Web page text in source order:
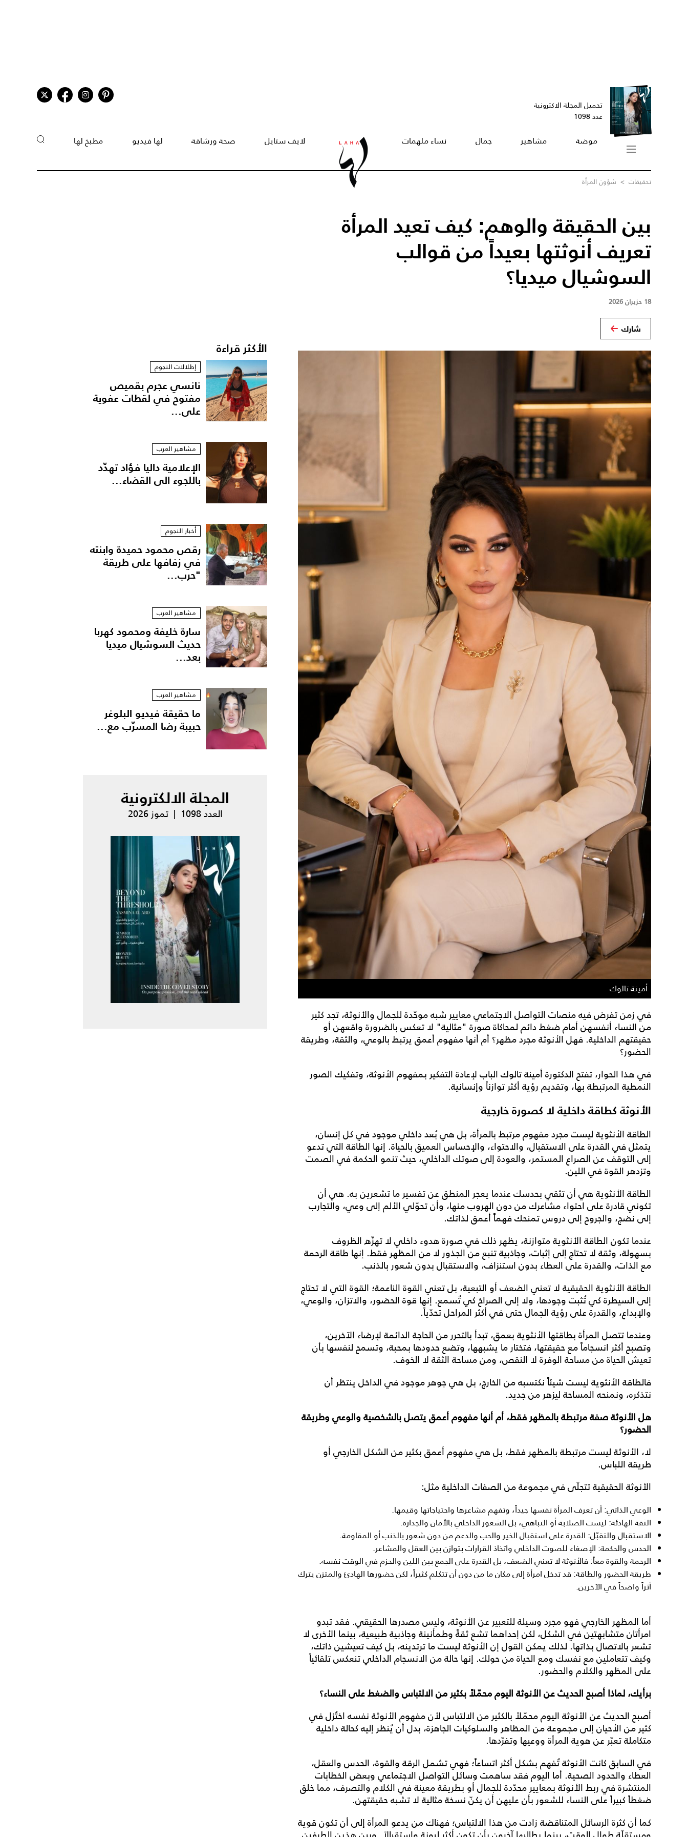
تحميل المجلة الاكترونية
عدد 1098
موضة مشاهير جمال نساء ملهمات لايف ستايل صحة ورشاقة لها فيديو مطبخ لها
تحقيقات > شؤون المرأة
بين الحقيقة والوهم: كيف تعيد المرأة
تعريف أنوثتها بعيداً من قوالب
السوشيال ميديا؟
18 حزيران 2026
شارك
أمينة تالوك
في زمن تفرض فيه منصات التواصل الاجتماعي معايير شبه موحّدة للجمال والأنوثة، تجد كثير
من النساء أنفسهن أمام ضغط دائم لمحاكاة صورة "مثالية" لا تعكس بالضرورة واقعهن أو
حقيقتهم الداخلية. فهل الأنوثة مجرد مظهر؟ أم أنها مفهوم أعمق يرتبط بالوعي، والثقة، وطريقة
الحضور؟
في هذا الحوار، تفتح الدكتورة أمينة تالوك الباب لإعادة التفكير بمفهوم الأنوثة، وتفكيك الصور
النمطية المرتبطة بها، وتقديم رؤية أكثر توازناً وإنسانية.
الأنوثة كطاقة داخلية لا كصورة خارجية
الطاقة الأنثوية ليست مجرد مفهوم مرتبط بالمرأة، بل هي بُعد داخلي موجود في كل إنسان،
يتمثل في القدرة على الاستقبال، والاحتواء، والإحساس العميق بالحياة. إنها الطاقة التي تدعو
إلى التوقف عن الصراع المستمر، والعودة إلى صوتك الداخلي، حيث تنمو الحكمة في الصمت
وتزدهر القوة في اللين.
الطاقة الأنثوية هي أن تثقي بحدسك عندما يعجر المنطق عن تفسير ما تشعرين به. هي أن
تكوني قادرة على احتواء مشاعرك من دون الهروب منها، وأن تحوّلي الألم إلى وعي، والتجارب
إلى نضج، والجروح إلى دروس تمنحك فهماً أعمق لذاتك.
عندما تكون الطاقة الأنثوية متوازنة، يظهر ذلك في صورة هدوء داخلي لا تهزّه الظروف
بسهولة، وثقة لا تحتاج إلى إثبات، وجاذبية تنبع من الجذور لا من المظهر فقط. إنها طاقة الرحمة
مع الذات، والقدرة على العطاء بدون استنزاف، والاستقبال بدون شعور بالذنب.
الطاقة الأنثوية الحقيقية لا تعني الضعف أو التبعية، بل تعني القوة الناعمة؛ القوة التي لا تحتاج
إلى السيطرة كي تُثبت وجودها، ولا إلى الصراخ كي تُسمع. إنها قوة الحضور، والاتزان، والوعي،
والإبداع، والقدرة على رؤية الجمال حتى في أكثر المراحل تحدّياً.
وعندما تتصل المرأة بطاقتها الأنثوية بعمق، تبدأ بالتحرر من الحاجة الدائمة لإرضاء الآخرين،
وتصبح أكثر انسجاماً مع حقيقتها، فتختار ما يشبهها، وتضع حدودها بمحبة، وتسمح لنفسها بأن
تعيش الحياة من مساحة الوفرة لا النقص، ومن مساحة الثقة لا الخوف.
فالطاقة الأنثوية ليست شيئاً نكتسبه من الخارج، بل هي جوهر موجود في الداخل ينتظر أن
نتذكره، ونمنحه المساحة ليزهر من جديد.
هل الأنوثة صفة مرتبطة بالمظهر فقط، أم أنها مفهوم أعمق يتصل بالشخصية والوعي وطريقة
الحضور؟
لا، الأنوثة ليست مرتبطة بالمظهر فقط، بل هي مفهوم أعمق بكثير من الشكل الخارجي أو
طريقة اللباس.
الأنوثة الحقيقية تتجلّى في مجموعة من الصفات الداخلية مثل:
الوعي الذاتي: أن تعرف المرأة نفسها جيداً، وتفهم مشاعرها واحتياجاتها وقيمها.
الثقة الهادئة: ليست الصلابة أو التباهي، بل الشعور الداخلي بالأمان والجدارة.
الاستقبال والتقبّل: القدرة على استقبال الخير والحب والدعم من دون شعور بالذنب أو المقاومة.
الحدس والحكمة: الإصغاء للصوت الداخلي واتخاذ القرارات بتوازن بين العقل والمشاعر.
الرحمة والقوة معاً: فالأنوثة لا تعني الضعف، بل القدرة على الجمع بين اللين والحزم في الوقت نفسه.
طريقة الحضور والطاقة: قد تدخل امرأة إلى مكان ما من دون أن تتكلم كثيراً، لكن حضورها الهادئ والمتزن يترك
أثراً واضحاً في الآخرين.
أما المظهر الخارجي فهو مجرد وسيلة للتعبير عن الأنوثة، وليس مصدرها الحقيقي. فقد تبدو
امرأتان متشابهتين في الشكل، لكن إحداهما تشع ثقةً وطمأنينة وجاذبية طبيعية، بينما الأخرى لا
تشعر بالاتصال بذاتها. لذلك يمكن القول إن الأنوثة ليست ما ترتدينه، بل كيف تعيشين ذاتك،
وكيف تتعاملين مع نفسك ومع الحياة من حولك. إنها حالة من الانسجام الداخلي تنعكس تلقائياً
على المظهر والكلام والحضور.
برأيك، لماذا أصبح الحديث عن الأنوثة اليوم محمّلاً بكثير من الالتباس والضغط على النساء؟
أصبح الحديث عن الأنوثة اليوم محمّلاً بالكثير من الالتباس لأن مفهوم الأنوثة نفسه اختُزل في
كثير من الأحيان إلى مجموعة من المظاهر والسلوكيات الجاهزة، بدل أن يُنظر إليه كحالة داخلية
متكاملة تعبّر عن هوية المرأة ووعيها وتفرّدها.
في السابق كانت الأنوثة تُفهم بشكل أكثر اتساعاً؛ فهي تشمل الرقة والقوة، الحدس والعقل،
العطاء والحدود الصحية. أما اليوم فقد ساهمت وسائل التواصل الاجتماعي وبعض الخطابات
المنتشرة في ربط الأنوثة بمعايير محدّدة للجمال أو بطريقة معينة في الكلام والتصرف، مما خلق
ضغطاً كبيراً على النساء للشعور بأن عليهن أن يكنّ نسخة مثالية لا تشبه حقيقتهن.
كما أن كثرة الرسائل المتناقضة زادت من هذا الالتباس؛ فهناك من يدعو المرأة إلى أن تكون قوية
الأكثر قراءة
إطلالات النجوم
نانسي عجرم بقميص
مفتوح في لقطات عفوية
على...
مشاهير العرب
الإعلامية داليا فؤاد تهدّد
باللجوء الى القضاء...
أخبار النجوم
رقص محمود حميدة وابنته
في زفافها على طريقة
"حرب...
مشاهير العرب
سارة خليفة ومحمود كهربا
حديث السوشيال ميديا
بعد...
مشاهير العرب
ما حقيقة فيديو البلوغر
حبيبة رضا المسرّب مع...
المجلة الالكترونية
العدد 1098 | تموز 2026